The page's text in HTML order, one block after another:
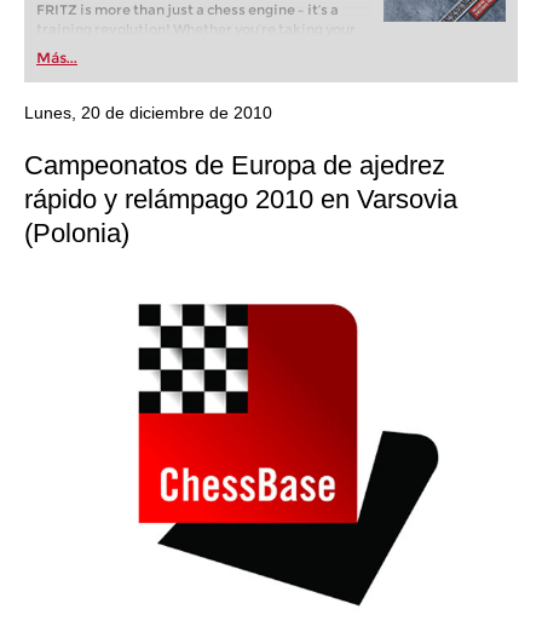
FRITZ is more than just a chess engine – it’s a
training revolution! Whether you’re taking your
first steps into the world of club chess, or already
playing at a tournament level: with FRITZ, you can
train more efficiently, intelligently and with a
more personalised approach than ever before.
Más...
Lunes, 20 de diciembre de 2010
Campeonatos de Europa de ajedrez
rápido y relámpago 2010 en Varsovia
(Polonia)